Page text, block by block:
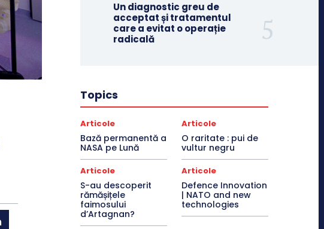
Un diagnostic greu de
acceptat și tratamentul
care a evitat o operație
radicală
Topics
Articole
Bază permanentă a
NASA pe Lună
Articole
O raritate : pui de
vultur negru
Articole
S-au descoperit
rămășițele
faimosului
d’Artagnan?
Articole
Defence Innovation
| NATO and new
technologies